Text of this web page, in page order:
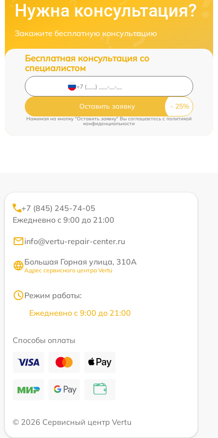
Нужна консультация?
Закажите бесплатную консультацию
Бесплатная консультация со
специалистом
Оставить заявку
Нажимая на кнопку "Оставить заявку" Вы соглашаетесь cполитикой
конфиденциальности
+7 (845) 245-74-05
Ежедневно с 9:00 до 21:00
info@vertu-repair-center.ru
Большая Горная улица, 310А
Адрес сервисного центра Vertu
Режим работы:
Ежедневно с 9:00 до 21:00
Способы оплаты
© 2026 Сервисный центр Vertu